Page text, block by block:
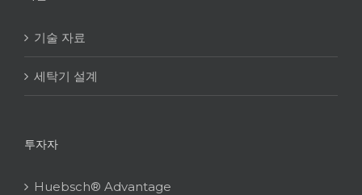
기술 자료
세탁기 설계
투자자
Huebsch® Advantage